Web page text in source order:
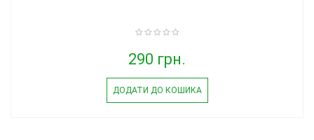
290 грн.
ДОДАТИ ДО КОШИКА